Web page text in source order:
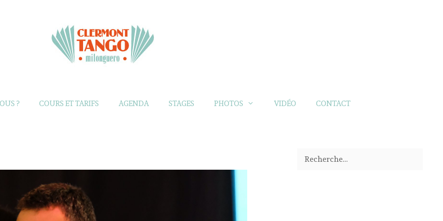
? COURS ET TARIFS AGENDA STAGES PHOTOS VIDÉO CONTACT
Rechercher :